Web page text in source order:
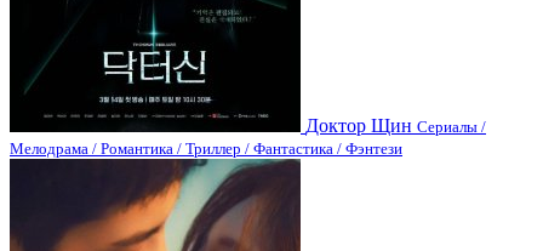
Доктор Щин Сериалы /
Мелодрама / Романтика / Триллер / Фантастика / Фэнтези